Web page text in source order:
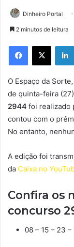
Dinheiro Portal
2 minutos de leitura
Facebook
X
O Espaço da
de quinta-feira
2944 foi realizado
contou com o
No entanto,
A edição foi
da Caixa no
Confira os
concurso
08 – 15 – 23